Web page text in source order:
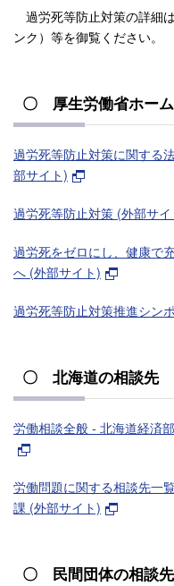
過労死等防止対策の詳細
ンク）等を御覧ください。
〇 厚生労働省ホー
過労死等防止対策に関する
部サイト)
過労死等防止対策 (外部サ
過労死をゼロにし、健康で
へ (外部サイト)
過労死等防止対策推進シン
〇 北海道の相談先
労働相談全般 - 北海道経済
労働問題に関する相談先一
課 (外部サイト)
〇 民間団体の相談先